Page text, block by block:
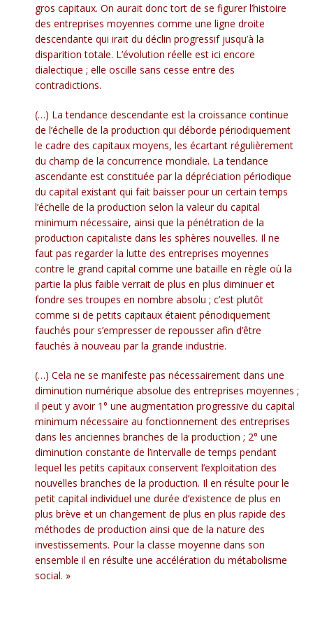
gros capitaux. On aurait donc tort de se figurer l’histoire
des entreprises moyennes comme une ligne droite
descendante qui irait du déclin progressif jusqu’à la
disparition totale. L’évolution réelle est ici encore
dialectique ; elle oscille sans cesse entre des
contradictions.
(…) La tendance descendante est la croissance continue
de l’échelle de la production qui déborde périodiquement
le cadre des capitaux moyens, les écartant régulièrement
du champ de la concurrence mondiale. La tendance
ascendante est constituée par la dépréciation périodique
du capital existant qui fait baisser pour un certain temps
l’échelle de la production selon la valeur du capital
minimum nécessaire, ainsi que la pénétration de la
production capitaliste dans les sphères nouvelles. Il ne
faut pas regarder la lutte des entreprises moyennes
contre le grand capital comme une bataille en règle où la
partie la plus faible verrait de plus en plus diminuer et
fondre ses troupes en nombre absolu ; c’est plutôt
comme si de petits capitaux étaient périodiquement
fauchés pour s’empresser de repousser afin d’être
fauchés à nouveau par la grande industrie.
(…) Cela ne se manifeste pas nécessairement dans une
diminution numérique absolue des entreprises moyennes ;
il peut y avoir 1° une augmentation progressive du capital
minimum nécessaire au fonctionnement des entreprises
dans les anciennes branches de la production ; 2° une
diminution constante de l’intervalle de temps pendant
lequel les petits capitaux conservent l’exploitation des
nouvelles branches de la production. Il en résulte pour le
petit capital individuel une durée d’existence de plus en
plus brève et un changement de plus en plus rapide des
méthodes de production ainsi que de la nature des
investissements. Pour la classe moyenne dans son
ensemble il en résulte une accélération du métabolisme
social. »